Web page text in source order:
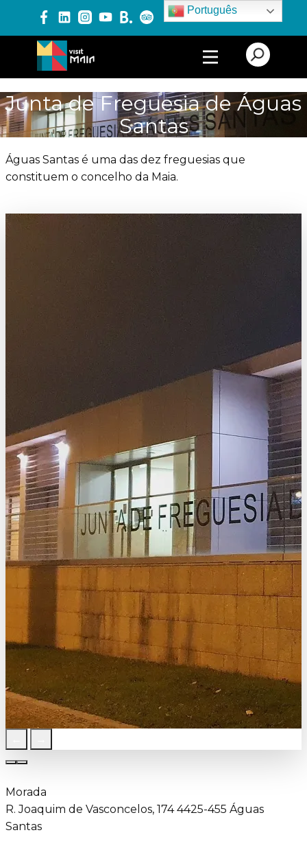
Português
PRODUTOS E SERVIÇOS
EXPERIÊNCIAS
EVENTOS
Junta de Freguesia de Águas
Santas
Águas Santas é uma das dez freguesias que
constituem o concelho da Maia.
Morada
R. Joaquim de Vasconcelos, 174 4425-455 Águas
Santas